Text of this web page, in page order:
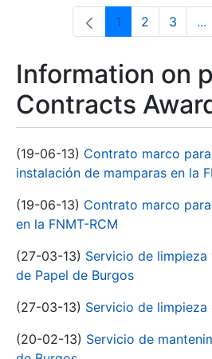
Page
1 Page
2 Page
3 ...
Information on
Contracts
(19-06-13) Contrato marco
instalación de mamparas en la
(19-06-13) Contrato marco
en la FNMT-RCM
(27-03-13) Servicio de
de Papel de Burgos
(27-03-13) Servicio de limpieza
(20-02-13) Servicio de